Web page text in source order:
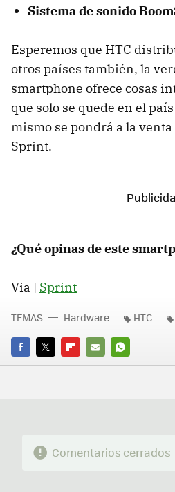
Sistema de sonido
Esperemos que HTC
otros países también, la
smartphone ofrece cosas
que solo se quede en el
mismo se pondrá a la
Sprint.
¿Qué opinas de este
Via | Sprint
FACEBOOK
TWITTERFLIPBOARD
E-
WHATSAPP
TEMAS Hardware HTC
Comentarios cerrados